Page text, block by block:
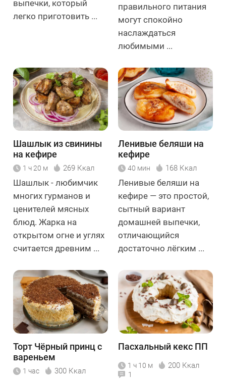
выпечки, который
легко приготовить ...
правильного питания
могут спокойно
наслаждаться
любимыми ...
Шашлык из свинины
на кефире
1 ч 20 м 269 Ккал
Шашлык - любимчик
многих гурманов и
ценителей мясных
блюд. Жарка на
открытом огне и углях
считается древним ...
Ленивые беляши на
кефире
40 мин 168 Ккал
Ленивые беляши на
кефире — это простой,
сытный вариант
домашней выпечки,
отличающийся
достаточно лёгким ...
Торт Чёрный принц с
вареньем
1 час 300 Ккал
Пасхальный кекс ПП
1 ч 10 м 200 Ккал
1